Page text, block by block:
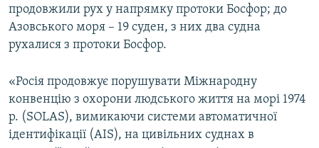
продовжили рух у напрямку протоки Босфор; до
Азовського моря – 19 суден, з них два судна
рухалися з протоки Босфор.
«Росія продовжує порушувати Міжнародну
конвенцію з охорони людського життя на морі 1974
р. (SOLAS), вимикаючи системи автоматичної
ідентифікації (AIS), на цивільних суднах в